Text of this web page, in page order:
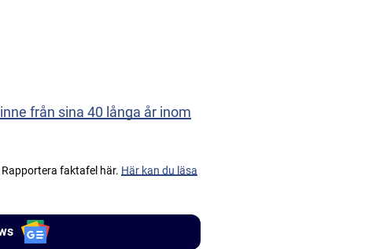
från sina 40 långa år inom
faktafel här. Här kan du läsa